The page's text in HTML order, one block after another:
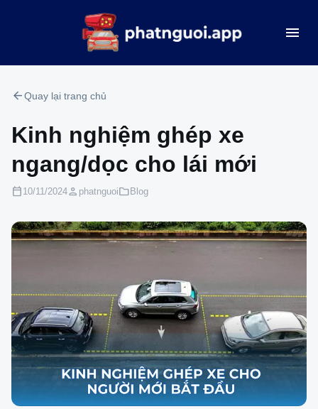
menu
arrow_backQuay lại trang chủ
Kinh nghiệm ghép xe
ngang/dọc cho lái mới
calendar_today 10/11/2024person phatnguoifolder Blog